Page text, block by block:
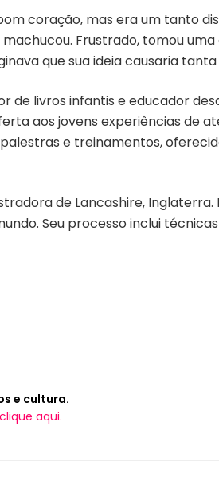
coração, mas era um tanto
Frustrado, tomou
que sua ideia causaria
de livros infantis e educador
aos jovens experiências de
e treinamentos,
de Lancashire,
Seu processo inclui
e cultura.
aqui.